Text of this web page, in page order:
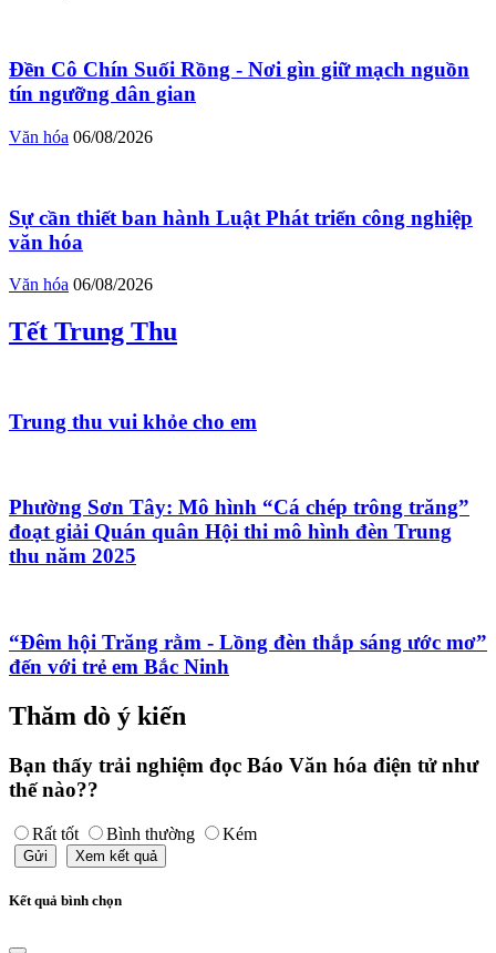
Đền Cô Chín Suối Rồng - Nơi gìn giữ mạch nguồn
tín ngưỡng dân gian
Văn hóa 06/08/2026
Sự cần thiết ban hành Luật Phát triển công nghiệp
văn hóa
Văn hóa 06/08/2026
Tết Trung Thu
Trung thu vui khỏe cho em
Phường Sơn Tây: Mô hình “Cá chép trông trăng”
đoạt giải Quán quân Hội thi mô hình đèn Trung
thu năm 2025
“Đêm hội Trăng rằm - Lồng đèn thắp sáng ước mơ”
đến với trẻ em Bắc Ninh
Thăm dò ý kiến
Bạn thấy trải nghiệm đọc Báo Văn hóa điện tử như
thế nào??
Rất tốt Bình thường Kém
Gửi Xem kết quả
Kết quả bình chọn